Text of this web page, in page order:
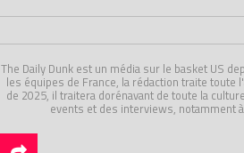
The Daily Dunk est un média sur le basket US
les équipes de France, la rédaction traite toute
de 2025, il traitera dorénavant de toute la
events et des interviews, notamment